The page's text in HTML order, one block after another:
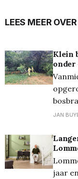
LEES MEER
Klein
De
JAN
jaar